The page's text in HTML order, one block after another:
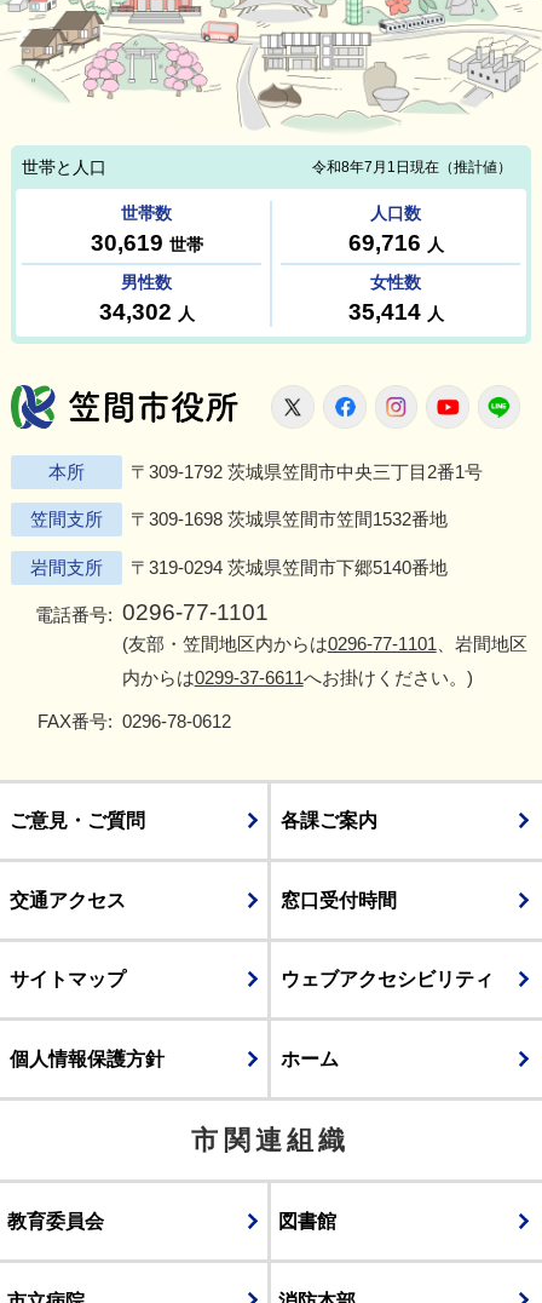
笠間市役所
X FacebookInstagram
本所 〒309-1792 茨城県笠間市中央三丁目2番1号
笠間支所 〒309-1698 茨城県笠間市笠間1532番地
岩間支所 〒319-0294 茨城県笠間市下郷5140番地
電話番号: 0296-77-1101
(友部・笠間地区内からは0296-77-1101 、岩間地区
内からは0299-37-6611へお掛けください。)
FAX番号: 0296-78-0612
ご意見・ご質問 各課ご案内
交通アクセス 窓口受付時間
サイトマップ ウェブアクセシビリティ
個人情報保護方針 ホーム
市関連組織
教育委員会 図書館